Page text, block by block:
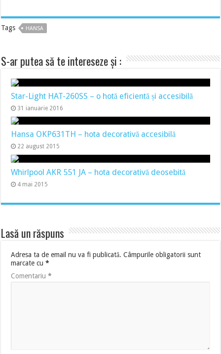
Tags HANSA
S-ar putea să te intereseze și :
Star-Light HAT-260SS – o hotă eficientă și accesibilă
31 ianuarie 2016
Hansa OKP631TH – hota decorativă accesibilă
22 august 2015
Whirlpool AKR 551 JA – hota decorativă deosebită
4 mai 2015
Lasă un răspuns
Adresa ta de email nu va fi publicată. Câmpurile obligatorii sunt
marcate cu*
Comentariu*